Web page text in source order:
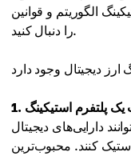
الگوریتم و قوانین
را دنبال کنید.
دارایی‌های دیجیتال
کنند. محبوب‌ترین